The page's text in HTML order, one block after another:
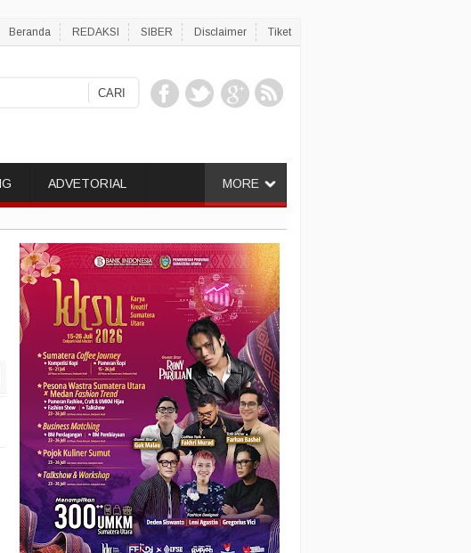
Beranda REDAKSI SIBER Disclaimer Tiket
MORE
ADVETORIAL